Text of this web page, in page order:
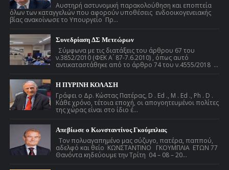
Αυστηρή αστυνομική παρακολούθηση και εποπτεία
όλων των καταγγελιών που αφορούν υποθέσεις ενδοοικογενειακής
βίας ανακοίνωσε το Υπουργείο Πρ...
Συνεδρίαση ΔΣ Μετεώρων
Σύμφωνα με τις διατάξεις του άρθρου 67 του
ν.3852/2010 (ΦΕΚ Α ́ 87-7.6.2010) , όπως αυτό
αντικαταστάθηκε από το άρθρο 74 του ν.4555/2018 ...
Η ΠΥΡΙΝΗ ΚΟΛΑΣΗ
Γράφει ο Δρ. Κώστας Πατέρας, D . Ed ., M . Ed ., Ph . D .
Κάθε χρόνο, τέτοια εποχή, οι απογοητευμένοι πολίτες
της χώρας είναι στο ίδιο έ...
Απεβίωσε ο Κωνσταντίνος Γκούμπλιας
Τον πολυαγαπημένο μας σύζυγο, πατέρα, παππού,
αδελφό και θείο ΚΩΝΣΤΑΝΤΙΝΟ ΓΚΟΥΜΠΛΙΑ ΕΤΩΝ 77
Θανόντα κηδεύουμε την Τρίτη 04 – 08 – 20...